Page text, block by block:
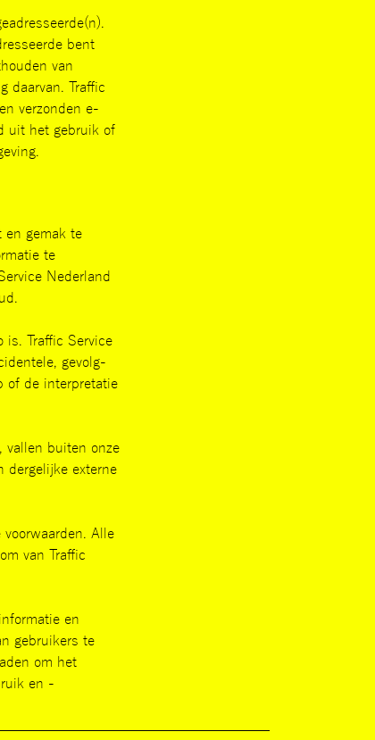
bent
van
daarvan. Traffic
verzonden e-
uit het gebruik of
en gemak te
te
Nederland
is. Traffic Service
gevolg-
of de interpretatie
vallen buiten onze
dergelijke externe
Alle
van Traffic
en
gebruikers te
om het
en -